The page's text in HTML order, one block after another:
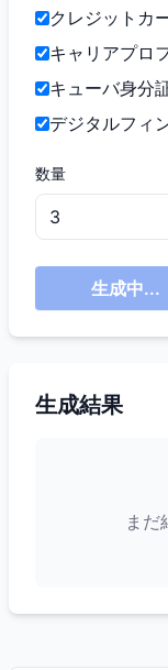
クレジットカ
キャリアプロ
キューバ身分
デジタルフィ
数量
生成中...
生成結果
まだ